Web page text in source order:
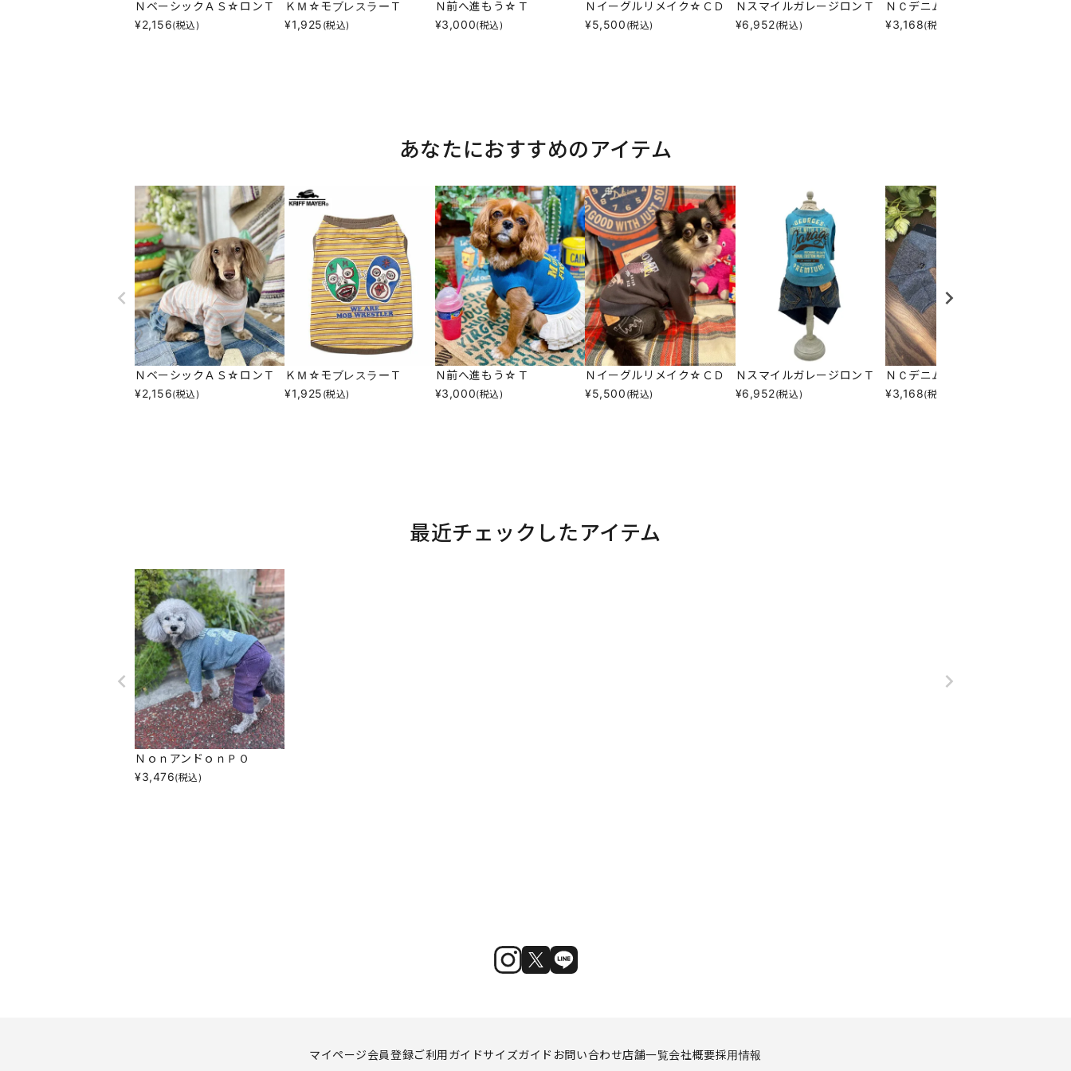
ＮベーシックＡＳ☆ロンＴ
¥2,156(税込)
ＫＭ☆モブレスラーＴ
¥1,925 (税込)
Ｎ前へ進もう☆Ｔ
¥3,000(税込)
Ｎイーグルリメイク☆ＣＤ
¥5,500 (税込)
ＮスマイルガレージロンＴ
¥6,952(税込)
ＮＣデニムフライスＰＴ
¥3,168(税込)
あなたにおすすめのアイテム
ＮベーシックＡＳ☆ロンＴ
¥2,156(税込)
ＫＭ☆モブレスラーＴ
¥1,925 (税込)
Ｎ前へ進もう☆Ｔ
¥3,000(税込)
Ｎイーグルリメイク☆ＣＤ
¥5,500 (税込)
ＮスマイルガレージロンＴ
¥6,952(税込)
ＮＣデニムフライスＰＴ
¥3,168(税込)
最近チェックしたアイテム
ＮｏｎアンドｏｎＰＯ
¥3,476(税込)
マイページ会員登録ご利用ガイドサイズガイド お問い合わせ店舗一覧会社概要採用情報